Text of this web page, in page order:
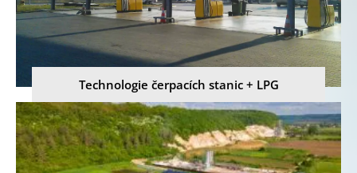
Technologie čerpacích stanic + LPG